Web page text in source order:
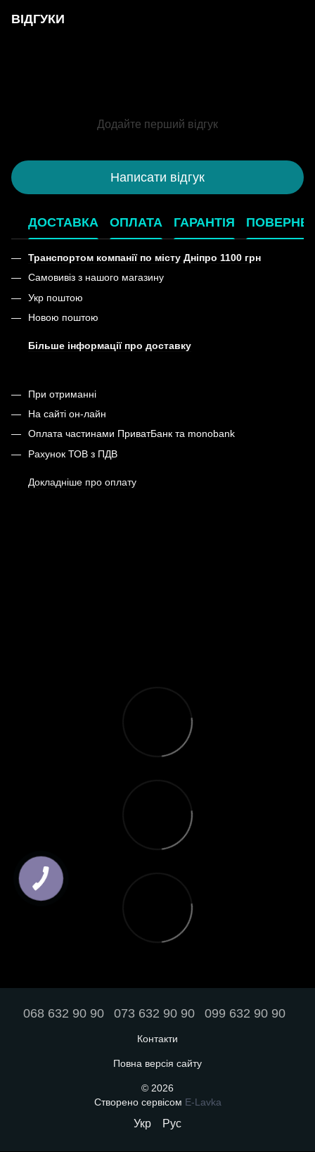
ВІДГУКИ
Додайте перший відгук
Написати відгук
ДОСТАВКА ОПЛАТА ГАРАНТІЯ
Транспортом компанії по місту Дніпро 1100 грн
Самовивіз з нашого магазину
Укр поштою
Новою поштою
Більше інформації про доставку
При отриманні
На сайті он-лайн
Оплата частинами ПриватБанк та monobank
Рахунок ТОВ з ПДВ
Докладніше про оплату
068 632 90 90 073 632 90 90 099 632 90 90
Контакти
Повна версія сайту
© 2026
Створено сервісом E-Lavka
Укр Рус